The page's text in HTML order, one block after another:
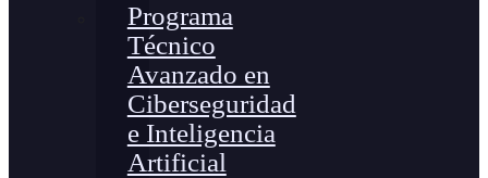
Programa
Técnico
Avanzado en
Ciberseguridad
e Inteligencia
Artificial